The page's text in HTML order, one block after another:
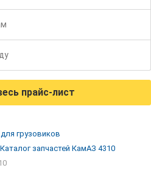
прайс-лист
грузовиков
Каталог запчастей КамАЗ 4310